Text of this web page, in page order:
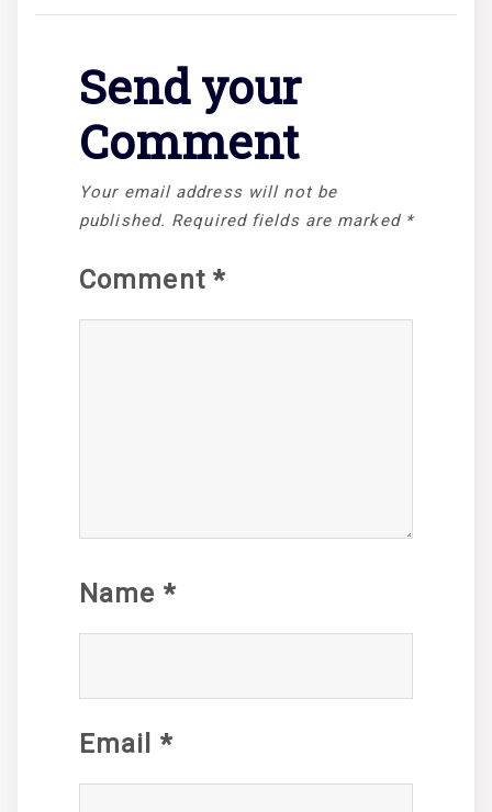
Send your
Comment
Your email address will not be
published. Required fields are marked *
Comment *
Name *
Email *